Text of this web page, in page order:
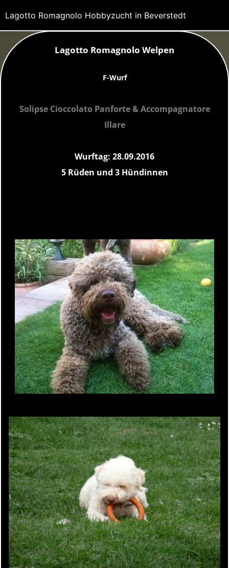
Lagotto Romagnolo Welpen
F-Wurf
Solipse Cioccolato Panforte &Accompagnatore
Illare
Wurftag: 28.09.2016
5 Rüden und 3 Hündinnen
Lagotto Romagnolo Hobbyzucht in Beverstedt